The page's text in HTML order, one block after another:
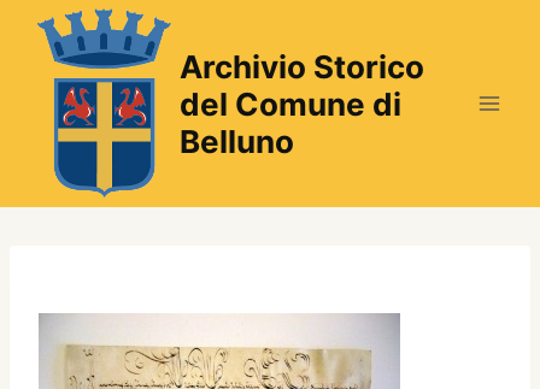
Salta
contenuto
Archivio Storico
del Comune di
Belluno